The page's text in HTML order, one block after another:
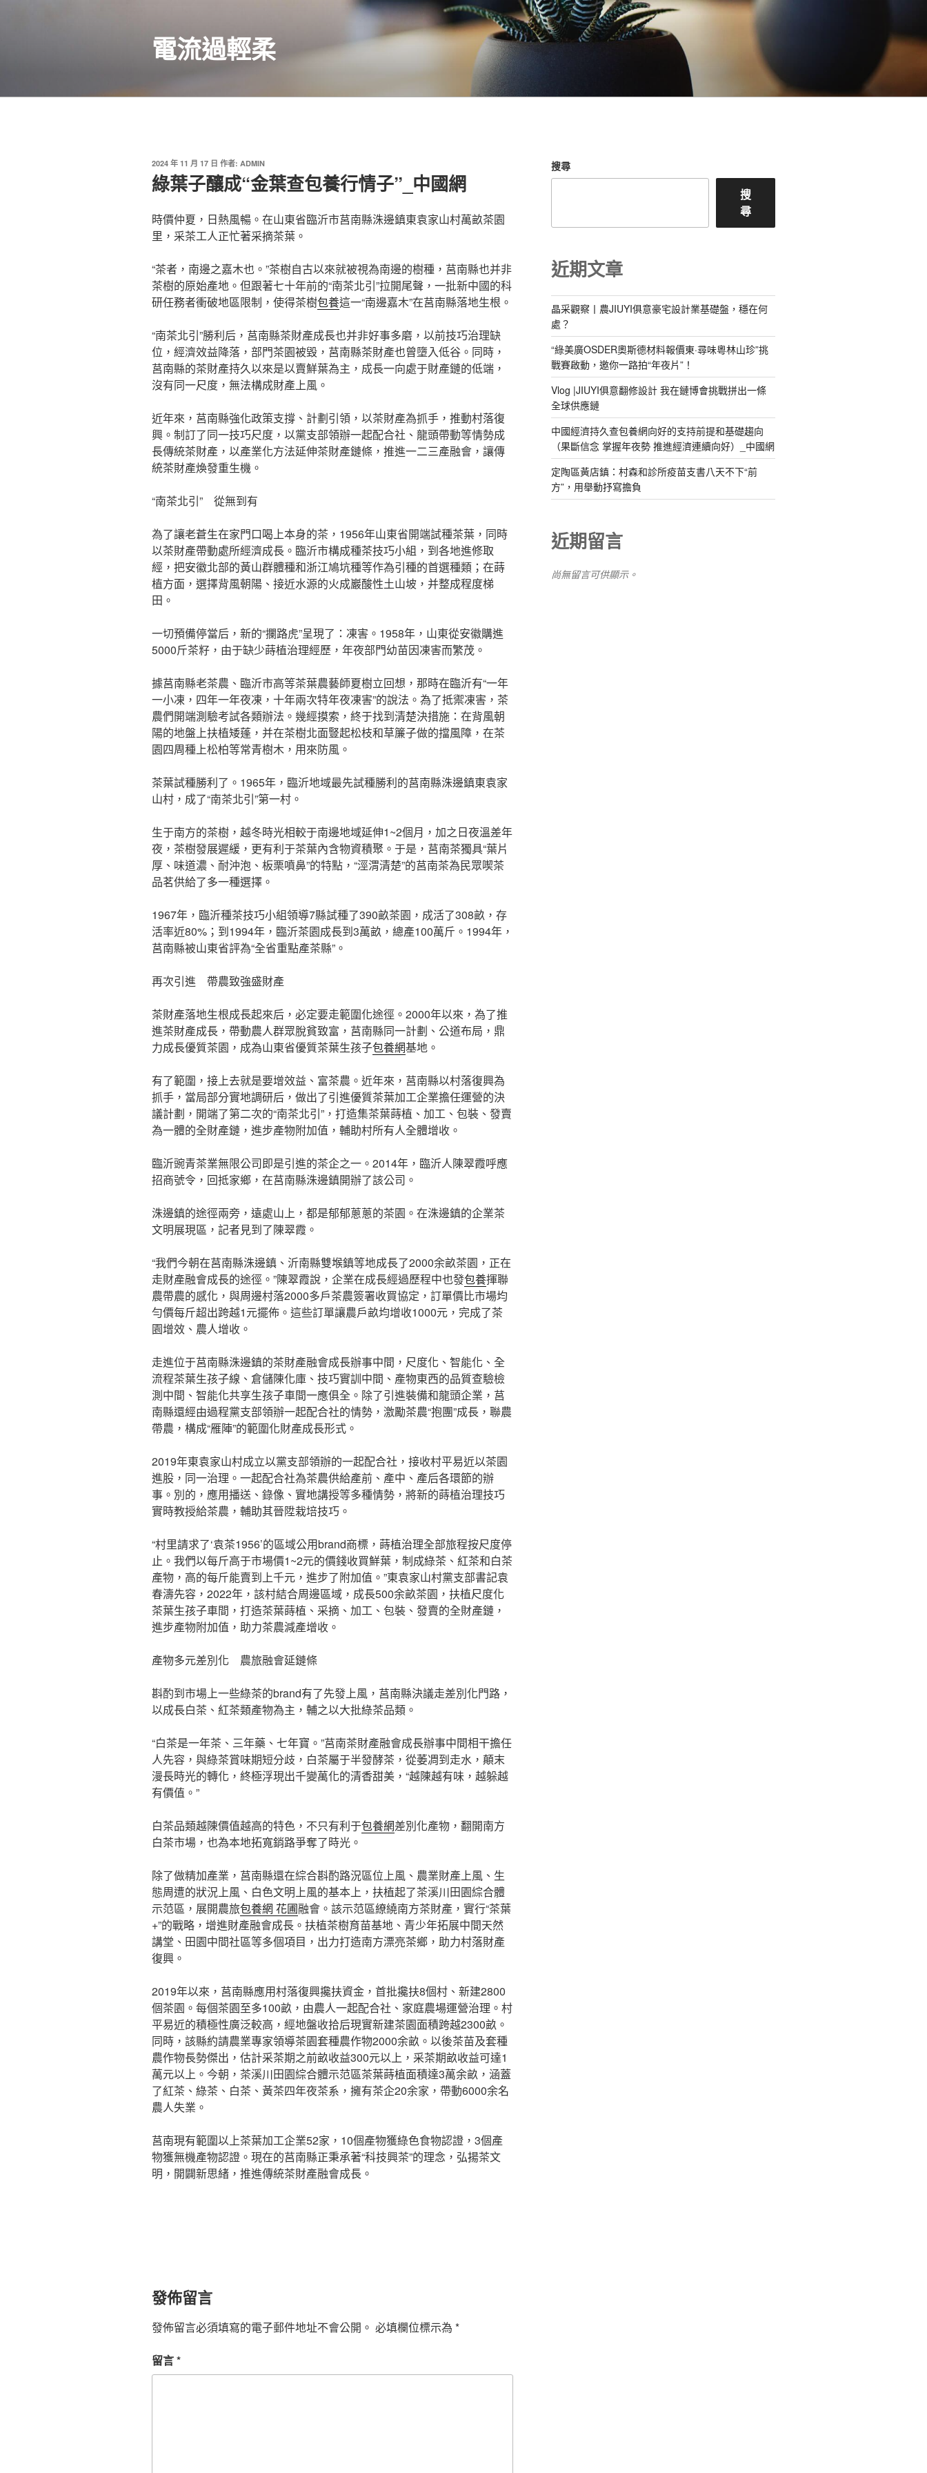
電流過輕柔
發
佈
於
2024 年 11 月 17 日 作者: ADMIN
綠葉子釀成“金葉查包養行情子”_中國網
時價仲夏，日熱風暢。在山東省臨沂市莒南縣洙邊鎮東袁家山村萬畝茶園
里，采茶工人正忙著采摘茶葉。
“茶者，南邊之嘉木也。”茶樹自古以來就被視為南邊的樹種，莒南縣也并非
茶樹的原始產地。但跟著七十年前的“南茶北引”拉開尾聲，一批新中國的科
研任務者衝破地區限制，使得茶樹包養這一“南邊嘉木”在莒南縣落地生根。
“南茶北引”勝利后，莒南縣茶財產成長也并非好事多磨，以前技巧治理缺
位，經濟效益降落，部門茶園被毀，莒南縣茶財產也曾墮入低谷。同時，
莒南縣的茶財產持久以來是以賣鮮葉為主，成長一向處于財產鏈的低端，
沒有同一尺度，無法構成財產上風。
近年來，莒南縣強化政策支撐、計劃引領，以茶財產為抓手，推動村落復
興。制訂了同一技巧尺度，以黨支部領辦一起配合社、龍頭帶動等情勢成
長傳統茶財產，以產業化方法延伸茶財產鏈條，推進一二三產融會，讓傳
統茶財產煥發重生機。
“南茶北引” 從無到有
為了讓老蒼生在家門口喝上本身的茶，1956年山東省開端試種茶葉，同時
以茶財產帶動處所經濟成長。臨沂市構成種茶技巧小組，到各地進修取
經，把安徽北部的黃山群體種和浙江鳩坑種等作為引種的首選種類；在蒔
植方面，選擇背風朝陽、接近水源的火成巖酸性土山坡，并整成程度梯
田。
一切預備停當后，新的“攔路虎”呈現了：凍害。1958年，山東從安徽購進
5000斤茶籽，由于缺少蒔植治理經歷，年夜部門幼苗因凍害而繁茂。
據莒南縣老茶農、臨沂市高等茶葉農藝師夏樹立回想，那時在臨沂有“一年
一小凍，四年一年夜凍，十年兩次特年夜凍害”的說法。為了抵禦凍害，茶
農們開端測驗考試各類辦法。幾經摸索，終于找到清楚決措施：在背風朝
陽的地盤上扶植矮蓬，并在茶樹北面豎起松枝和草簾子做的擋風障，在茶
園四周種上松柏等常青樹木，用來防風。
茶葉試種勝利了。1965年，臨沂地域最先試種勝利的莒南縣洙邊鎮東袁家
山村，成了“南茶北引”第一村。
生于南方的茶樹，越冬時光相較于南邊地域延伸1~2個月，加之日夜溫差年
夜，茶樹發展遲緩，更有利于茶葉內含物資積聚。于是，莒南茶獨具“葉片
厚、味道濃、耐沖泡、板栗噴鼻”的特點，“涇渭清楚”的莒南茶為民眾喫茶
品茗供給了多一種選擇。
1967年，臨沂種茶技巧小組領導7縣試種了390畝茶園，成活了308畝，存
活率近80%；到1994年，臨沂茶園成長到3萬畝，總產100萬斤。1994年，
莒南縣被山東省評為“全省重點產茶縣”。
再次引進 帶農致強盛財產
茶財產落地生根成長起來后，必定要走範圍化途徑。2000年以來，為了推
進茶財產成長，帶動農人群眾脫貧致富，莒南縣同一計劃、公道布局，鼎
力成長優質茶園，成為山東省優質茶葉生孩子包養網基地。
有了範圍，接上去就是要增效益、富茶農。近年來，莒南縣以村落復興為
抓手，當局部分實地調研后，做出了引進優質茶葉加工企業擔任運營的決
議計劃，開端了第二次的“南茶北引”，打造集茶葉蒔植、加工、包裝、發賣
為一體的全財產鏈，進步產物附加值，輔助村所有人全體增收。
臨沂豌青茶業無限公司即是引進的茶企之一。2014年，臨沂人陳翠霞呼應
招商號令，回抵家鄉，在莒南縣洙邊鎮開辦了該公司。
洙邊鎮的途徑兩旁，遠處山上，都是郁郁蔥蔥的茶園。在洙邊鎮的企業茶
文明展現區，記者見到了陳翠霞。
“我們今朝在莒南縣洙邊鎮、沂南縣雙堠鎮等地成長了2000余畝茶園，正在
走財產融會成長的途徑。”陳翠霞說，企業在成長經過歷程中也發包養揮聯
農帶農的感化，與周邊村落2000多戶茶農簽署收買協定，訂單價比市場均
勻價每斤超出跨越1元擺佈。這些訂單讓農戶畝均增收1000元，完成了茶
園增效、農人增收。
走進位于莒南縣洙邊鎮的茶財產融會成長辦事中間，尺度化、智能化、全
流程茶葉生孩子線、倉儲陳化庫、技巧實訓中間、產物東西的品質查驗檢
測中間、智能化共享生孩子車間一應俱全。除了引進裝備和龍頭企業，莒
南縣還經由過程黨支部領辦一起配合社的情勢，激勵茶農“抱團”成長，聯農
帶農，構成“雁陣”的範圍化財產成長形式。
2019年東袁家山村成立以黨支部領辦的一起配合社，接收村平易近以茶園
進股，同一治理。一起配合社為茶農供給產前、產中、產后各環節的辦
事。別的，應用播送、錄像、實地講授等多種情勢，將新的蒔植治理技巧
實時教授給茶農，輔助其晉陞栽培技巧。
“村里請求了‘袁茶1956’的區域公用brand商標，蒔植治理全部旅程按尺度停
止。我們以每斤高于市場價1~2元的價錢收買鮮葉，制成綠茶、紅茶和白茶
產物，高的每斤能賣到上千元，進步了附加值。”東袁家山村黨支部書記袁
春濤先容，2022年，該村結合周邊區域，成長500余畝茶園，扶植尺度化
茶葉生孩子車間，打造茶葉蒔植、采摘、加工、包裝、發賣的全財產鏈，
進步產物附加值，助力茶農減產增收。
產物多元差別化 農旅融會延鏈條
斟酌到市場上一些綠茶的brand有了先發上風，莒南縣決議走差別化門路，
以成長白茶、紅茶類產物為主，輔之以大批綠茶品類。
“白茶是一年茶、三年藥、七年寶。”莒南茶財產融會成長辦事中間相干擔任
人先容，與綠茶賞味期短分歧，白茶屬于半發酵茶，從萎凋到走水，顛末
漫長時光的轉化，終極浮現出千變萬化的清香甜美，“越陳越有味，越躲越
有價值。”
白茶品類越陳價值越高的特色，不只有利于包養網差別化產物，翻開南方
白茶市場，也為本地拓寬銷路爭奪了時光。
除了做精加產業，莒南縣還在綜合斟酌路況區位上風、農業財產上風、生
態周遭的狀況上風、白色文明上風的基本上，扶植起了茶溪川田園綜合體
示范區，展開農旅包養網 花圃融會。該示范區繚繞南方茶財產，實行“茶葉
+”的戰略，增進財產融會成長。扶植茶樹育苗基地、青少年拓展中間天然
講堂、田園中間社區等多個項目，出力打造南方漂亮茶鄉，助力村落財產
復興。
2019年以來，莒南縣應用村落復興攙扶資金，首批攙扶8個村、新建2800
個茶園。每個茶園至多100畝，由農人一起配合社、家庭農場運營治理。村
平易近的積極性廣泛較高，經地盤收拾后現實新建茶園面積跨越2300畝。
同時，該縣約請農業專家領導茶園套種農作物2000余畝。以後茶苗及套種
農作物長勢傑出，估計采茶期之前畝收益300元以上，采茶期畝收益可達1
萬元以上。今朝，茶溪川田園綜合體示范區茶葉蒔植面積達3萬余畝，涵蓋
了紅茶、綠茶、白茶、黃茶四年夜茶系，擁有茶企20余家，帶動6000余名
農人失業。
莒南現有範圍以上茶葉加工企業52家，10個產物獲綠色食物認證，3個產
物獲無機產物認證。現在的莒南縣正秉承著“科技興茶”的理念，弘揚茶文
明，開闢新思緒，推進傳統茶財產融會成長。
發佈留言
發佈留言必須填寫的電子郵件地址不會公開。 必填欄位標示為 *
留言*
搜尋
搜
尋
近期文章
晶采觀察丨農JIUYI俱意豪宅設計業基礎盤，穩在何
處？
“綠美廣OSDER奧斯德材料報價東·尋味粵林山珍”挑
戰賽啟動，邀你一路拍“年夜片”！
Vlog |JIUYI俱意翻修設計 我在鏈博會挑戰拼出一條
全球供應鏈
中國經濟持久查包養網向好的支持前提和基礎趨向
（果斷信念 掌握年夜勢 推進經濟連續向好）_中國網
定陶區黃店鎮：村森和診所疫苗支書八天不下“前
方”，用舉動抒寫擔負
近期留言
尚無留言可供顯示。